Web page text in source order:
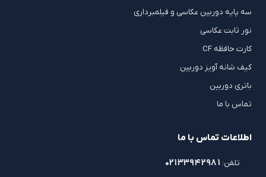
سه پایه دوربین عکاسی و فیلمبرداری
نور ثابت عکاسی
کارت حافظه CF
کیف شانه آویز دوربین
باتری دوربین
تماس با ما
اطلاعات تماس با ما
تلفن: ۰۲۱۳۳۹۴۲۹۸۱